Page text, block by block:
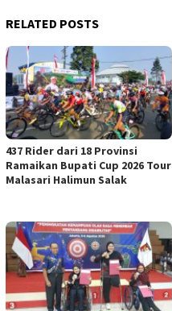
RELATED POSTS
437 Rider dari 18 Provinsi
Ramaikan Bupati Cup 2026 Tour
Malasari Halimun Salak